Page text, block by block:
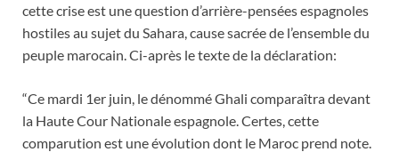
cette crise est une question d’arrière-pensées espagnoles
hostiles au sujet du Sahara, cause sacrée de l’ensemble du
peuple marocain. Ci-après le texte de la déclaration:
“Ce mardi 1er juin, le dénommé Ghali comparaîtra devant
la Haute Cour Nationale espagnole. Certes, cette
comparution est une évolution dont le Maroc prend note.